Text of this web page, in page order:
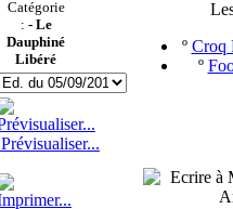
Catégorie
: - Le
Dauphiné
Libéré
Prévisualiser...
º Croq
º